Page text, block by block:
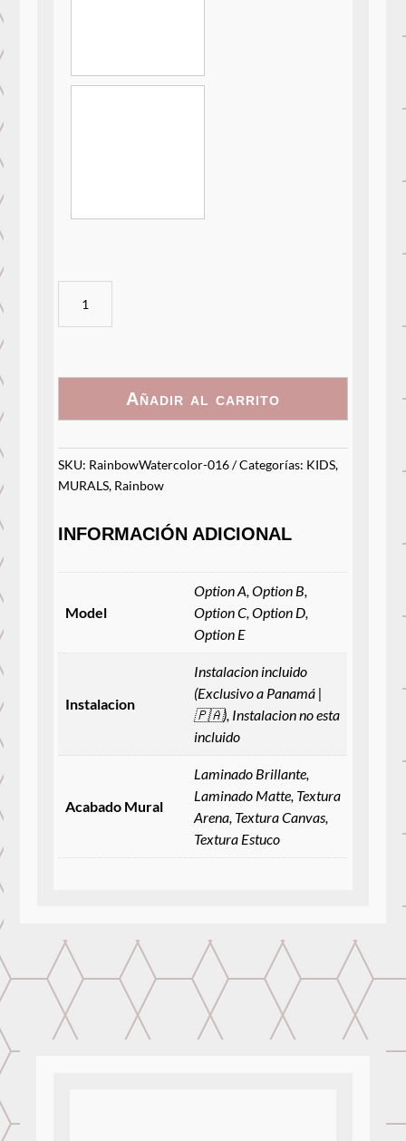
016
Añadir al carrito
SKU: RainbowWatercolor-016 Categorías: KIDS,
MURALS, Rainbow
INFORMACIÓN ADICIONAL
Model
Option A, Option B,
Option C, Option D,
Option E
Instalacion
Instalacion incluido
(Exclusivo a Panamá |
🇵🇦), Instalacion no esta
incluido
Acabado Mural
Laminado Brillante,
Laminado Matte, Textura
Arena, Textura Canvas,
Textura Estuco